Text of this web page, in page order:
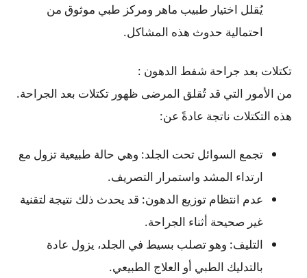
يُقلل اختيار طبيب ماهر ومركز طبي موثوق من
احتمالية حدوث هذه المشاكل.
تكتلات بعد جراحة شفط الدهون :
من الأمور التي قد تُقلق المرضى ظهور تكتلات بعد الجراحة.
هذه التكتلات ناتجة عادةً عن:
تجمع السوائل تحت الجلد: وهي حالة طبيعية تزول مع
ارتداء المشد واستمرار التصريف.
عدم انتظام توزيع الدهون: قد يحدث ذلك نتيجة لتقنية
غير صحيحة أثناء الجراحة.
التليف: وهو تصلب بسيط في الجلد، يزول عادة
بالتدليك الطبي أو العلاج الطبيعي.